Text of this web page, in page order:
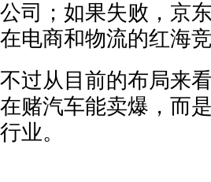
公司；如果失败，京
在电商和物流的红海
不过从目前的布局来
在赌汽车能卖爆，而
行业。